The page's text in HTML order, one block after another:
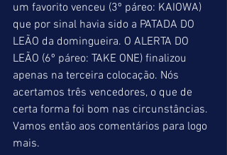
um favorito venceu (3º páreo: KAIOWA)
que por sinal havia sido a PATADA DO
LEÃO da domingueira. O ALERTA DO
LEÃO (6º páreo: TAKE ONE) finalizou
apenas na terceira colocação. Nós
acertamos três vencedores, o que de
certa forma foi bom nas circunstâncias.
Vamos então aos comentários para logo
mais.